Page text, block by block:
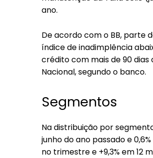
ano.
De acordo com o BB, parte
índice de inadimplência
crédito com mais de 90 dias
Nacional, segundo o banco.
Segmentos
Na distribuição por
junho do ano passado e
no trimestre e +9,3% em 12